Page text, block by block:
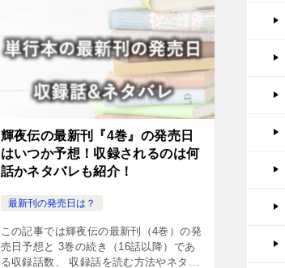
輝夜伝の最新刊『4巻』の発売日
はいつか予想！収録されるのは何
話かネタバレも紹介！
最新刊の発売日は？
この記事では輝夜伝の最新刊（4巻）の発
売日予想と 3巻の続き（16話以降）であ
る収録話数、 収録話を読む方法やネタバ